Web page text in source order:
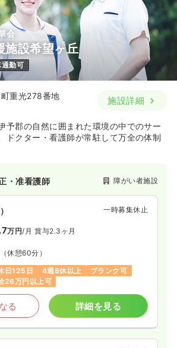
会
施設希望ヶ丘
通勤可
重光278番地 施設詳細
予郡の自然に囲まれた環境の中でのサー
ドクター・看護師が常駐して万全の体制
・准看護師 障がい者施設
一時募集休止
万円/月 賞与2.3ヶ月
（休憩60分）
日125日 4週8休以上
ブランク可
26万円以上可
る 詳細を見る